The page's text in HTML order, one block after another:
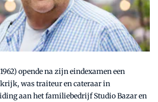
opende na zijn eindexamen een
was traiteur en cateraar in
aan het familiebedrijf Studio Bazar en